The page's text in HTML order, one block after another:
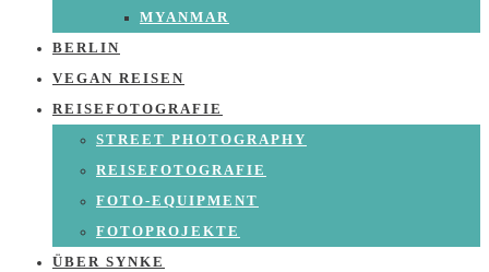
MYANMAR
BERLIN
VEGAN REISEN
REISEFOTOGRAFIE
STREET PHOTOGRAPHY
REISEFOTOGRAFIE
FOTO-EQUIPMENT
FOTOPROJEKTE
ÜBER SYNKE